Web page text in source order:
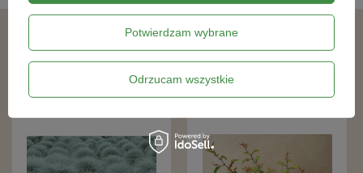
Podobne produkty
Potwierdzam wybrane
Odrzucam wszystkie